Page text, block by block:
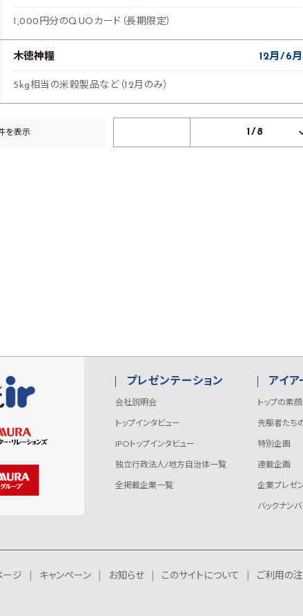
1,000円分のQUOカード（長期限定）
木徳神糧 12月 6月
5kg相当の米穀製品など（12月のみ）
を表示 1/8
プレゼンテーション
会社説明会
トップインタビュー
IPOトップインタビュー
独立行政法人/地方自治体一覧
全掲載企業一覧
アイ
トップの素顔
先駆者たち
特別企画
連載企画
企業プレゼ
バックナン
ージ キャンペーン お知らせ このサイトについて ご利用の